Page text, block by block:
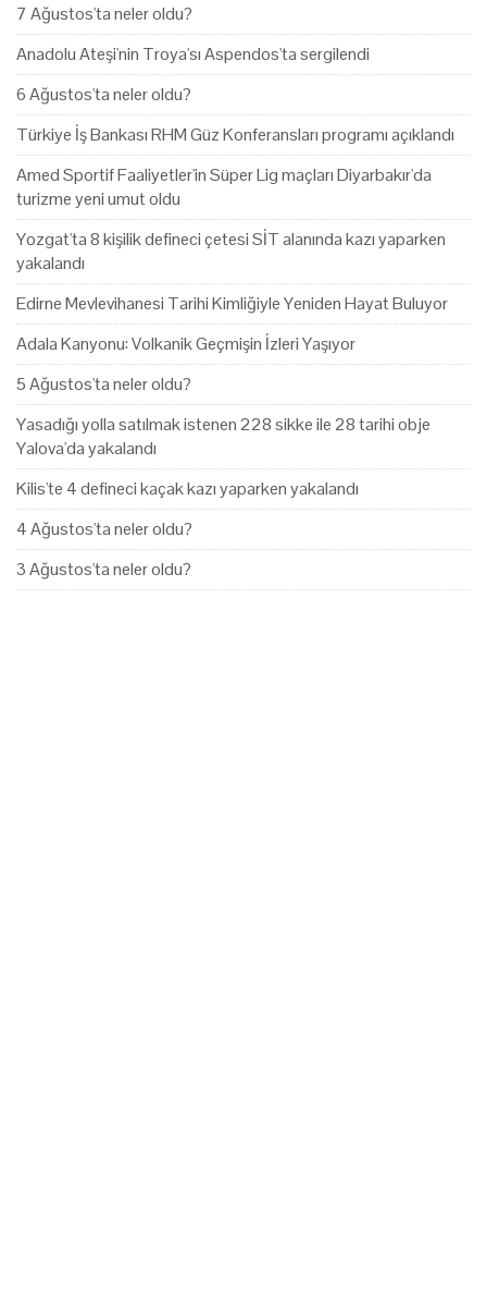
7 Ağustos'ta neler oldu?
Anadolu Ateşi'nin Troya'sı Aspendos'ta sergilendi
6 Ağustos'ta neler oldu?
Türkiye İş Bankası RHM Güz Konferansları programı açıklandı
Amed Sportif Faaliyetler'in Süper Lig maçları Diyarbakır'da
turizme yeni umut oldu
Yozgat'ta 8 kişilik defineci çetesi SİT alanında kazı yaparken
yakalandı
Edirne Mevlevihanesi Tarihi Kimliğiyle Yeniden Hayat Buluyor
Adala Kanyonu: Volkanik Geçmişin İzleri Yaşıyor
5 Ağustos'ta neler oldu?
Yasadığı yolla satılmak istenen 228 sikke ile 28 tarihi obje
Yalova'da yakalandı
Kilis'te 4 defineci kaçak kazı yaparken yakalandı
4 Ağustos'ta neler oldu?
3 Ağustos'ta neler oldu?